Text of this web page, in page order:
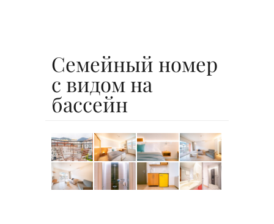
Семейный номер
с видом на
бассейн